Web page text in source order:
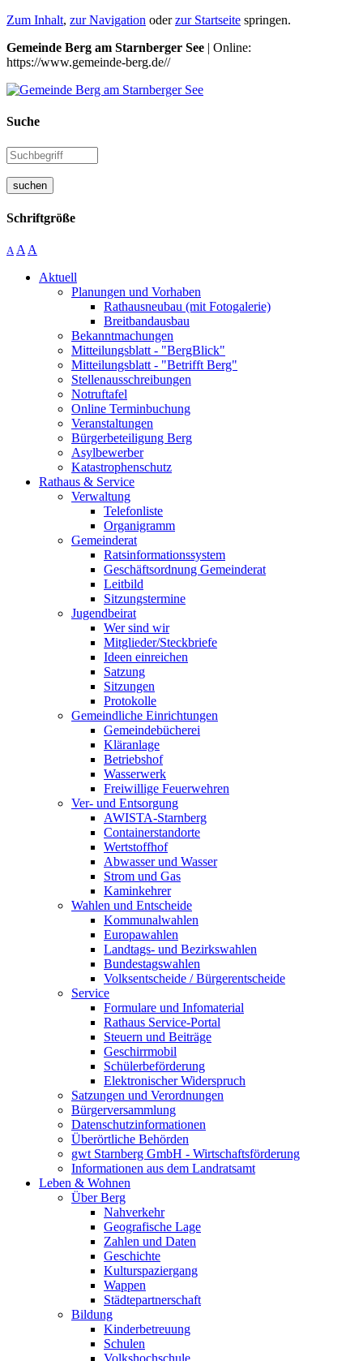
Zum Inhalt, zur Navigation oderzur Startseite springen.
Gemeinde Berg am Starnberger See | Online:
https://www.gemeinde-berg.de//
Suche
suchen
Schriftgröße
A A A
Aktuell
Planungen und Vorhaben
Rathausneubau (mit Fotogalerie)
Breitbandausbau
Bekanntmachungen
Mitteilungsblatt - "BergBlick"
Mitteilungsblatt - "Betrifft Berg"
Stellenausschreibungen
Notruftafel
Online Terminbuchung
Veranstaltungen
Bürgerbeteiligung Berg
Asylbewerber
Katastrophenschutz
Rathaus & Service
Verwaltung
Telefonliste
Organigramm
Gemeinderat
Ratsinformationssystem
Geschäftsordnung Gemeinderat
Leitbild
Sitzungstermine
Jugendbeirat
Wer sind wir
Mitglieder/Steckbriefe
Ideen einreichen
Satzung
Sitzungen
Protokolle
Gemeindliche Einrichtungen
Gemeindebücherei
Kläranlage
Betriebshof
Wasserwerk
Freiwillige Feuerwehren
Ver- und Entsorgung
AWISTA-Starnberg
Containerstandorte
Wertstoffhof
Abwasser und Wasser
Strom und Gas
Kaminkehrer
Wahlen und Entscheide
Kommunalwahlen
Europawahlen
Landtags- und Bezirkswahlen
Bundestagswahlen
Volksentscheide / Bürgerentscheide
Service
Formulare und Infomaterial
Rathaus Service-Portal
Steuern und Beiträge
Geschirrmobil
Schülerbeförderung
Elektronischer Widerspruch
Satzungen und Verordnungen
Bürgerversammlung
Datenschutzinformationen
Überörtliche Behörden
gwt Starnberg GmbH - Wirtschaftsförderung
Informationen aus dem Landratsamt
Leben & Wohnen
Über Berg
Nahverkehr
Geografische Lage
Zahlen und Daten
Geschichte
Kulturspaziergang
Wappen
Städtepartnerschaft
Bildung
Kinderbetreuung
Schulen
Volkshochschule